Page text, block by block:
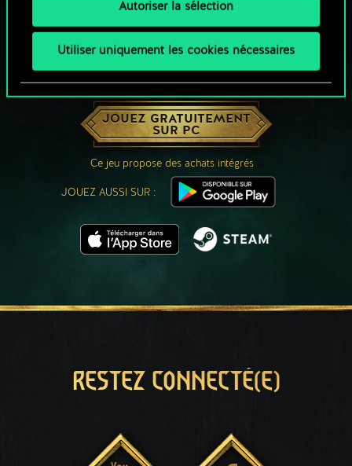
Autoriser la sélection
Utiliser uniquement les cookies nécessaires
UNE PETITE PARTIE DE GWENT ?
JOUEZ GRATUITEMENT
SUR PC
Ce jeu propose des achats intégrés
JOUEZ AUSSI SUR :
RESTEZ CONNECTÉ(E)